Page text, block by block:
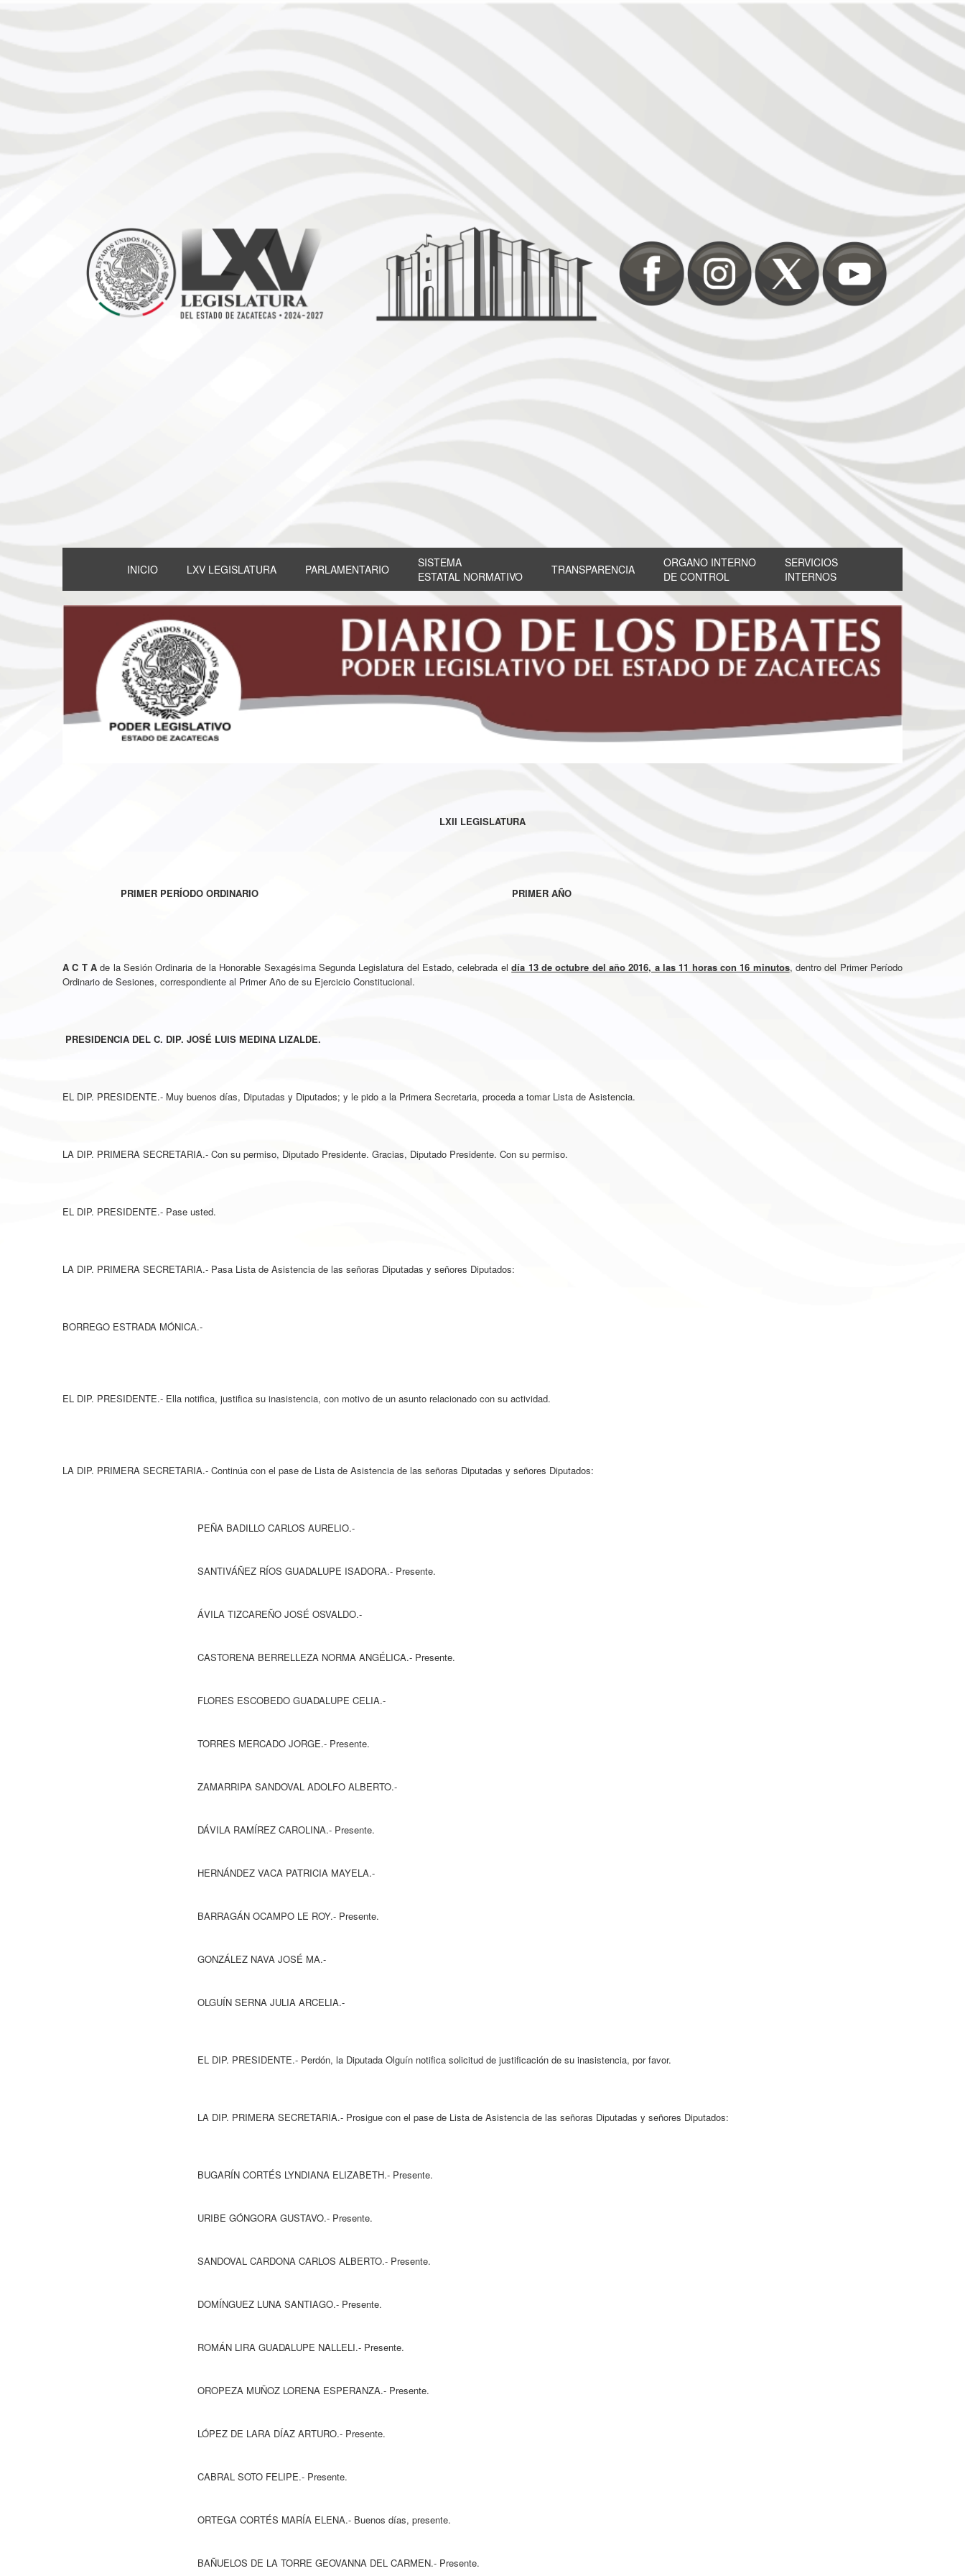
INICIO LXV LEGISLATURA PARLAMENTARIO
SISTEMA
ESTATAL NORMATIVO
TRANSPARENCIA
ORGANO INTERNO
DE CONTROL
SERVICIOS
INTERNOS
LXII LEGISLATURA
PRIMER PERÍODO ORDINARIO PRIMER AÑO
A C T A de la Sesión Ordinaria de la Honorable Sexagésima Segunda Legislatura del Estado, celebrada eldía 13 de octubre del año 2016, a las 11 horas con 16 minutos, dentro del Primer Período
Ordinario de Sesiones, correspondiente al Primer Año de su Ejercicio Constitucional.
PRESIDENCIA DEL C. DIP. JOSÉ LUIS MEDINA LIZALDE.
EL DIP. PRESIDENTE.- Muy buenos días, Diputadas y Diputados; y le pido a la Primera Secretaria, proceda a tomar Lista de Asistencia.
LA DIP. PRIMERA SECRETARIA.- Con su permiso, Diputado Presidente. Gracias, Diputado Presidente. Con su permiso.
EL DIP. PRESIDENTE.- Pase usted.
LA DIP. PRIMERA SECRETARIA.- Pasa Lista de Asistencia de las señoras Diputadas y señores Diputados:
BORREGO ESTRADA MÓNICA.-
EL DIP. PRESIDENTE.- Ella notifica, justifica su inasistencia, con motivo de un asunto relacionado con su actividad.
LA DIP. PRIMERA SECRETARIA.- Continúa con el pase de Lista de Asistencia de las señoras Diputadas y señores Diputados:
PEÑA BADILLO CARLOS AURELIO.-
SANTIVÁÑEZ RÍOS GUADALUPE ISADORA.- Presente.
ÁVILA TIZCAREÑO JOSÉ OSVALDO.-
CASTORENA BERRELLEZA NORMA ANGÉLICA.- Presente.
FLORES ESCOBEDO GUADALUPE CELIA.-
TORRES MERCADO JORGE.- Presente.
ZAMARRIPA SANDOVAL ADOLFO ALBERTO.-
DÁVILA RAMÍREZ CAROLINA.- Presente.
HERNÁNDEZ VACA PATRICIA MAYELA.-
BARRAGÁN OCAMPO LE ROY.- Presente.
GONZÁLEZ NAVA JOSÉ MA.-
OLGUÍN SERNA JULIA ARCELIA.-
EL DIP. PRESIDENTE.- Perdón, la Diputada Olguín notifica solicitud de justificación de su inasistencia, por favor.
LA DIP. PRIMERA SECRETARIA.- Prosigue con el pase de Lista de Asistencia de las señoras Diputadas y señores Diputados:
BUGARÍN CORTÉS LYNDIANA ELIZABETH.- Presente.
URIBE GÓNGORA GUSTAVO.- Presente.
SANDOVAL CARDONA CARLOS ALBERTO.- Presente.
DOMÍNGUEZ LUNA SANTIAGO.- Presente.
ROMÁN LIRA GUADALUPE NALLELI.- Presente.
OROPEZA MUÑOZ LORENA ESPERANZA.- Presente.
LÓPEZ DE LARA DÍAZ ARTURO.- Presente.
CABRAL SOTO FELIPE.- Presente.
ORTEGA CORTÉS MARÍA ELENA.- Buenos días, presente.
BAÑUELOS DE LA TORRE GEOVANNA DEL CARMEN.- Presente.